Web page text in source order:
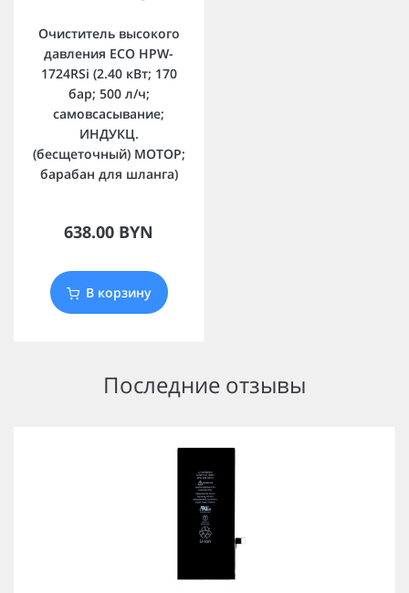
Очиститель высокого
давления ECO HPW-
1724RSi (2.40 кВт; 170
бар; 500 л/ч;
самовсасывание;
ИНДУКЦ.
(бесщеточный) МОТОР;
барабан для шланга)
638.00 BYN
В корзину
Последние отзывы